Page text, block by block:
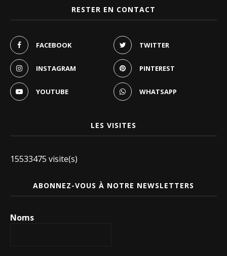
RESTER EN CONTACT
FACEBOOK TWITTER
INSTAGRAM PINTEREST
YOUTUBE WHATSAPP
LES VISITES
15533475 visite(s)
ABONNEZ-VOUS À NOTRE NEWSLETTERS
Noms